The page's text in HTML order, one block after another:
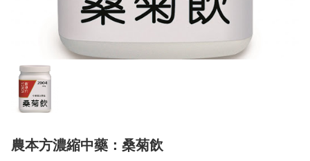
農本方濃縮中藥：桑菊飲